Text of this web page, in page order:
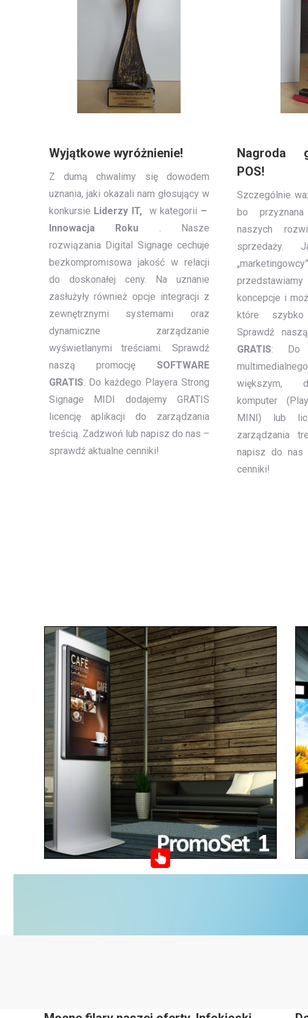
Wyjątkowe wyróżnienie!
Z dumą chwalimy się dowodem
uznania, jaki okazali nam głosujący w
konkursie Liderzy IT, w kategorii –
Innowacja Roku
. Nasze
rozwiązania Digital Signage cechuje
bezkompromisowa jakość w relacji
do doskonałej ceny. Na uznanie
zasłużyły również opcje integracji z
zewnętrznymi systemami oraz
dynamiczne zarządzanie
wyświetlanymi treściami. Sprawdź
naszą promocję SOFTWARE
GRATIS: Do każdego Playera Strong
Signage MIDI dodajemy GRATIS
licencję aplikacji do zarządzania
treścią. Zadzwoń lub napisz do nas –
sprawdź aktualne cenniki!
Nagroda
POS!
Szczególnie
bo
naszych
sprzedaży.
koncepcje i
które
Sprawdź
GRATIS: Do
większym,
komputer
MINI) lub
zarządzania
napisz do nas
cenniki!